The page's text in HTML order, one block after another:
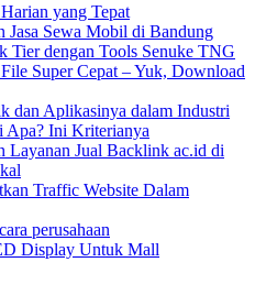
yang Tepat
Jasa Sewa Mobil di Bandung
Tier dengan Tools Senuke TNG
Super Cepat – Yuk, Download
dan Aplikasinya dalam Industri
Apa? Ini Kriterianya
Layanan Jual Backlink ac.id di
Traffic Website Dalam
perusahaan
Display Untuk Mall